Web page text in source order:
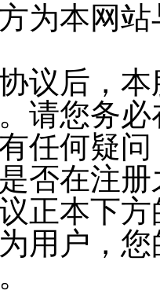
为本网
议后，
请您务
任何疑
否在注
正本下
用户，